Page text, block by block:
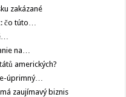
zakázané
čo túto…
na…
amerických?
úprimný…
zaujímavý biznis